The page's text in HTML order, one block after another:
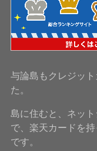
与論島もクレジッ
た。
島に住むと、ネッ
で、楽天カードを
です。